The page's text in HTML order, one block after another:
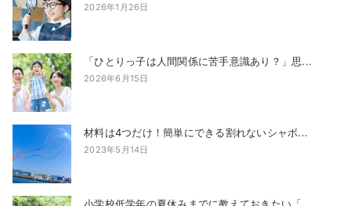
2026年1月26日
「ひとりっ子は人間関係に苦手意識あり？」思...
2026年6月15日
材料は4つだけ！簡単にできる割れないシャボ...
2023年5月14日